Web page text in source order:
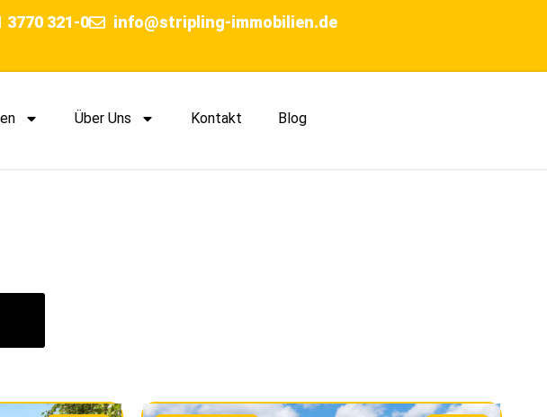
3770 321-0 info@stripling-immobilien.de
Über Uns Kontakt Blog